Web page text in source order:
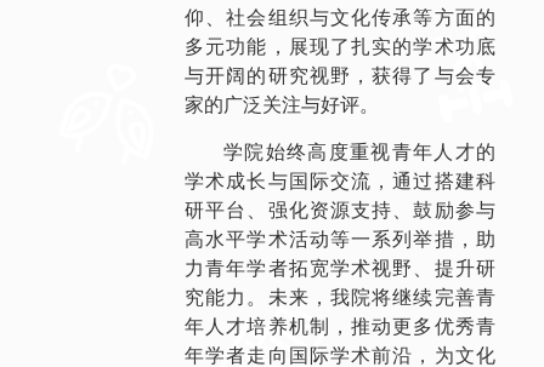
仰、社会组织与文化传承等方面的
多元功能，展现了扎实的学术功底
与开阔的研究视野，获得了与会专
家的广泛关注与好评。
学院始终高度重视青年人才的
学术成长与国际交流，通过搭建科
研平台、强化资源支持、鼓励参与
高水平学术活动等一系列举措，助
力青年学者拓宽学术视野、提升研
究能力。未来，我院将继续完善青
年人才培养机制，推动更多优秀青
年学者走向国际学术前沿，为文化